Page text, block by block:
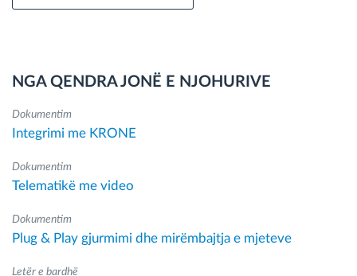
NGA QENDRA JONË E NJOHURIVE
Dokumentim
Integrimi me KRONE
Dokumentim
Telematikë me video
Dokumentim
Plug & Play gjurmimi dhe mirëmbajtja e mjeteve
Letër e bardhë